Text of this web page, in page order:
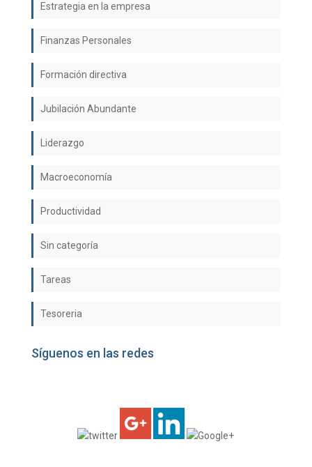
Estrategia en la empresa
Finanzas Personales
Formación directiva
Jubilación Abundante
Liderazgo
Macroeconomía
Productividad
Sin categoría
Tareas
Tesoreria
Síguenos en las redes